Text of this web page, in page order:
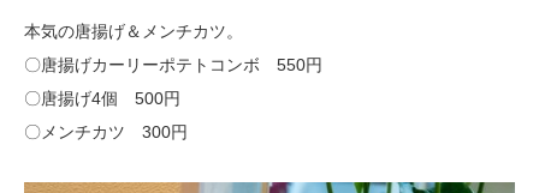
本気の唐揚げ＆メンチカツ。
〇唐揚げカーリーポテトコンボ 550円
〇唐揚げ4個 500円
〇メンチカツ 300円